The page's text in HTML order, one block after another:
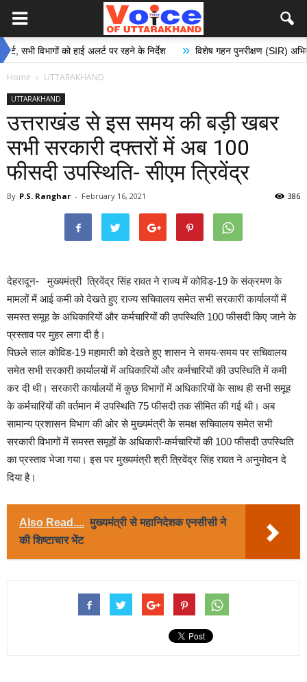
विभागों को हाई अलर्ट पर रहने के निर्देश » विशेष गहन पुनरीक्षण (SIR) अभियान के
Home UTTARAKHAND
UTTARAKHAND
उत्तराखंड से इस समय की बड़ी खबर
सभी सरकारी दफ्तरों में अब 100
फीसदी उपस्थिति- सीएम त्रिवेंद्र
By P.S. Ranghar - February 16, 2021 386
देहरादून- मुख्यमंत्री त्रिवेंद्र सिंह रावत ने राज्य में कोविड-19 के संक्रमण के
मामलों में आई कमी को देखते हुए राज्य सचिवालय समेत सभी सरकारी कार्यालयों में
समस्त समूह के अधिकारियों और कर्मचारियों की उपस्थिति 100 फीसदी किए जाने के
प्रस्ताव पर मुहर लगा दी है।
पिछले साल कोविड-19 महामारी को देखते हुए शासन ने समय-समय पर सचिवालय
समेत सभी सरकारी कार्यालयों में अधिकारियों और कर्मचारियों की उपस्थिति में कमी
कर दी थी। सरकारी कार्यालयों में कुछ विभागों में अधिकारियों के साथ ही सभी समूह
के कर्मचारियों की वर्तमान में उपस्थिति 75 फीसदी तक सीमित की गई थी। अब
सामान्य प्रशासन विभाग की ओर से मुख्यमंत्री के समक्ष सचिवालय समेत सभी
सरकारी विभागों में समस्त समूहों के अधिकारी-कर्मचारियों की 100 फीसदी उपस्थिति
का प्रस्ताव भेजा गया। इस पर मुख्यमंत्री श्री त्रिवेंद्र सिंह रावत ने अनुमोदन दे
दिया है।
Also Read.... मुख्यमंत्री से महानिदेशक एनसीसी ने
की शिष्टाचार भेंट